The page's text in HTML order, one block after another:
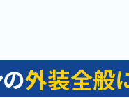
外装全般